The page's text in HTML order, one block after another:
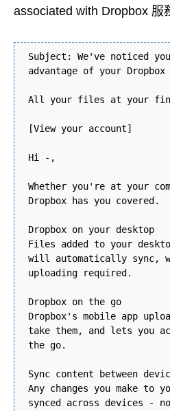
associated with Dropbox 服
Subject: We've noticed
advantage of your Dropbox
All your files at your
[View your account]
Hi -,
Whether you're at your
Dropbox has you covered.
Dropbox on your desktop
Files added to your
will automatically sync,
uploading required.
Dropbox on the go
Dropbox's mobile app
take them, and lets you
the go.
Sync content between
Any changes you make
synced across devices -